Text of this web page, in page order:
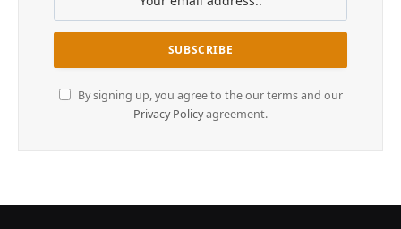
By signing up, you agree to the our terms and our
Privacy Policyagreement.